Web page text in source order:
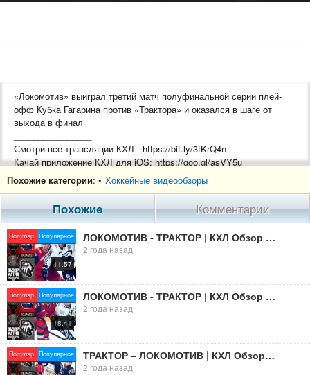
«Локомотив» выиграл третий матч полуфинальной серии плей-
офф Кубка Гагарина против «Трактора» и оказался в шаге от
выхода в финал
Смотри все трансляции КХЛ - https://bit.ly/3fKrQ4n
Качай приложение КХЛ для iOS: https://goo.gl/asVY5u
Качай приложение КХЛ для Android: https://goo.gl/CifAyU
#ОбзорМатча
Похожие категории: • Хоккейные видеообзоры
Похожие Комментарии
Популяр. Популярное
11:57
ЛОКОМОТИВ - ТРАКТОР | КХЛ Обзор Кубка Гагарина 2024 | Полуфинал – Матч №2 |
2 года назад
Популяр. Популярное
18:41
ЛОКОМОТИВ - ТРАКТОР | КХЛ Обзор Кубка Гагарина 2024 | Полуфинал – Матч №1 |
2 года назад
Популяр. Популярное ТРАКТОР – ЛОКОМОТИВ | КХЛ Обзор Кубка Гагарина 2024 | Матч №4 | «Локомотив» вышел в финал ????
2 года назад